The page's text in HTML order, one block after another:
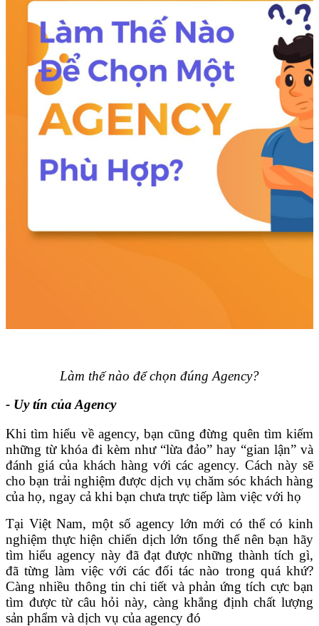
Làm thế nào để chọn đúng Agency?
- Uy tín của Agency
Khi tìm hiểu về agency, bạn cũng đừng quên tìm kiếm
những từ khóa đi kèm như “lừa đảo” hay “gian lận” và
đánh giá của khách hàng với các agency. Cách này sẽ
cho bạn trải nghiệm được dịch vụ chăm sóc khách hàng
của họ, ngay cả khi bạn chưa trực tiếp làm việc với họ
Tại Việt Nam, một số agency lớn mới có thể có kinh
nghiệm thực hiện chiến dịch lớn tổng thể nên bạn hãy
tìm hiểu agency này đã đạt được những thành tích gì,
đã từng làm việc với các đối tác nào trong quá khứ?
Càng nhiều thông tin chi tiết và phản ứng tích cực bạn
tìm được từ câu hỏi này, càng khẳng định chất lượng
sản phẩm và dịch vụ của agency đó